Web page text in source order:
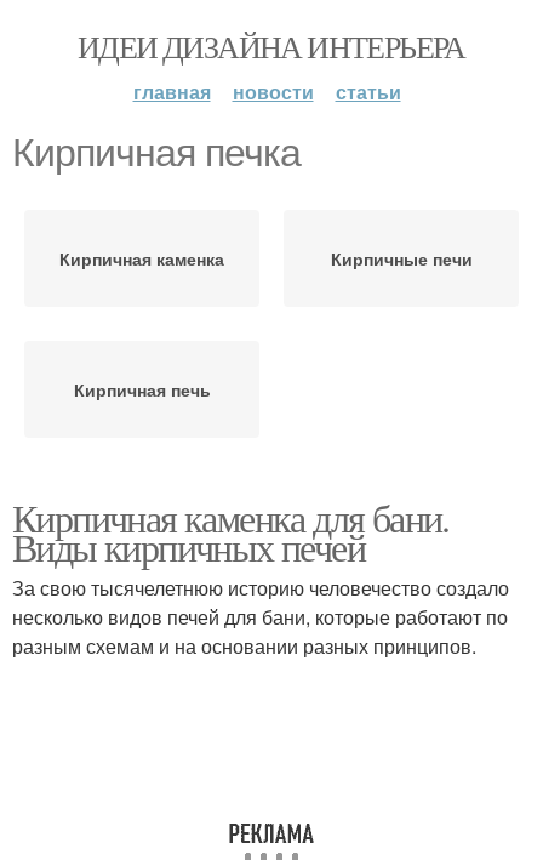
ИДЕИ ДИЗАЙНА ИНТЕРЬЕРА
главная новости статьи
Кирпичная печка
Кирпичная каменка Кирпичные печи
Кирпичная печь
Кирпичная каменка для бани.
Виды кирпичных печей
За свою тысячелетнюю историю человечество создало
несколько видов печей для бани, которые работают по
разным схемам и на основании разных принципов.